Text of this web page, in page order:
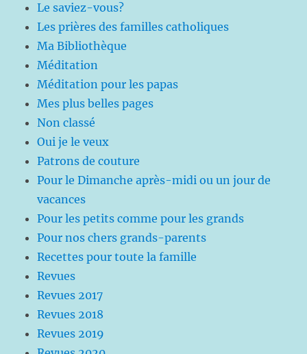
Le saviez-vous?
Les prières des familles catholiques
Ma Bibliothèque
Méditation
Méditation pour les papas
Mes plus belles pages
Non classé
Oui je le veux
Patrons de couture
Pour le Dimanche après-midi ou un jour de
vacances
Pour les petits comme pour les grands
Pour nos chers grands-parents
Recettes pour toute la famille
Revues
Revues 2017
Revues 2018
Revues 2019